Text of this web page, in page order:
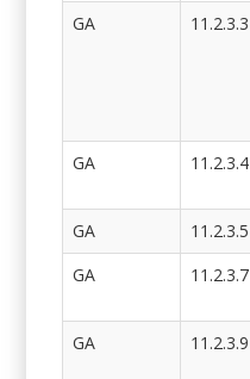
GA
11.2.3.3
GA
11.2.3.4
GA
11.2.3.5
GA
11.2.3.7
GA
11.2.3.9